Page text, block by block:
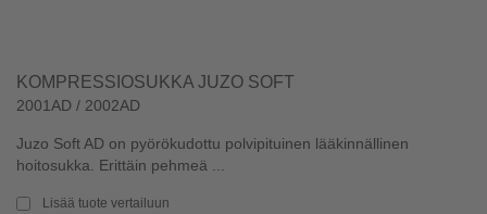
KOMPRESSIOSUKKA JUZO SOFT
2001AD / 2002AD
Juzo Soft AD on pyörökudottu polvipituinen lääkinnällinen
hoitosukka. Erittäin pehmeä ...
Lisää tuote vertailuun